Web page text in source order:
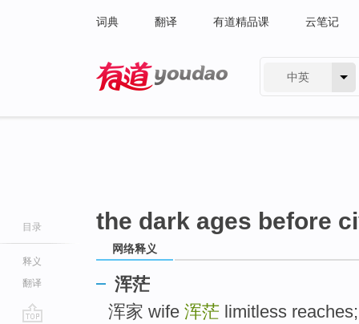
词典 翻译 有道精品课 云笔记
中英
目录
释义
翻译
the dark ages before
网络释义
浑茫
浑家 wife 浑茫 limitless